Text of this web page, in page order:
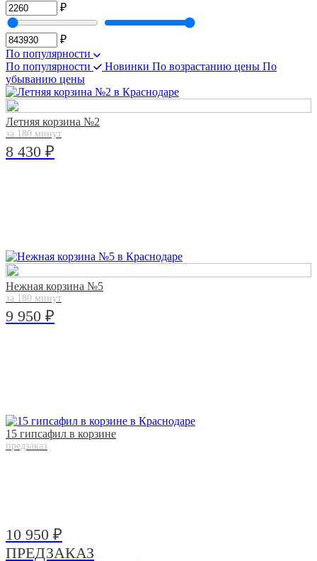
₽
₽
По популярности
По популярности
Новинки По возрастанию цены По
убыванию цены
Летняя корзина №2
за 180 минут
8 430 ₽
Нежная корзина №5
за 180 минут
9 950 ₽
15 гипсафил в корзине
предзаказ
10 950 ₽
ПРЕДЗАКАЗ